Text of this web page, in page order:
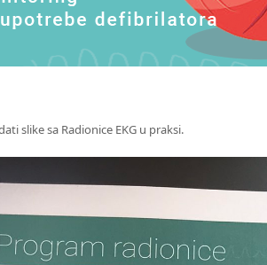
slike sa Radionice EKG u praksi.